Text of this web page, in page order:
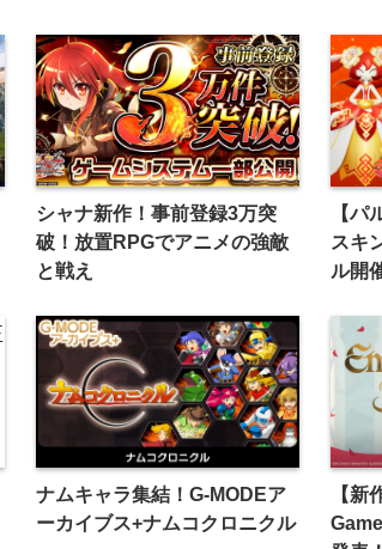
シャナ新作！事前登録3万突
破！放置RPGでアニメの強敵
と戦え
【パ
スキ
ル開
ナムキャラ集結！G-MODEア
ーカイブス+ナムコクロニクル
【新